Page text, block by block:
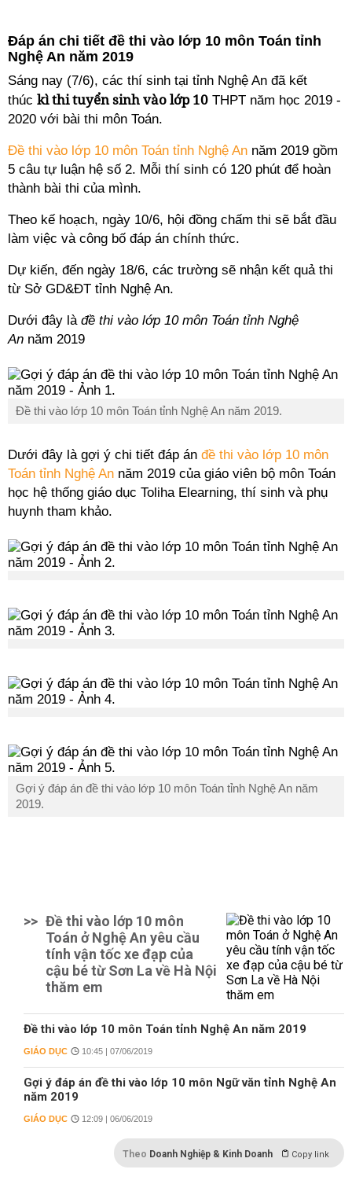
Đáp án chi tiết đề thi vào lớp 10 môn Toán tỉnh
Nghệ An năm 2019
Sáng nay (7/6), các thí sinh tại tỉnh Nghệ An đã kết
thúc kì thi tuyển sinh vào lớp 10 THPT năm học 2019 -
2020 với bài thi môn Toán.
Đề thi vào lớp 10 môn Toán tỉnh Nghệ An năm 2019 gồm
5 câu tự luận hệ số 2. Mỗi thí sinh có 120 phút để hoàn
thành bài thi của mình.
Theo kế hoạch, ngày 10/6, hội đồng chấm thi sẽ bắt đầu
làm việc và công bố đáp án chính thức.
Dự kiến, đến ngày 18/6, các trường sẽ nhận kết quả thi
từ Sở GD&ĐT tỉnh Nghệ An.
Dưới đây là đề thi vào lớp 10 môn Toán tỉnh Nghệ
An năm 2019
Đề thi vào lớp 10 môn Toán tỉnh Nghệ An năm 2019.
Dưới đây là gợi ý chi tiết đáp án đề thi vào lớp 10 môn
Toán tỉnh Nghệ An năm 2019 của giáo viên bộ môn Toán
học hệ thống giáo dục Toliha Elearning, thí sinh và phụ
huynh tham khảo.
Gợi ý đáp án đề thi vào lớp 10 môn Toán tỉnh Nghệ An năm
2019.
>> Đề thi vào lớp 10 môn
Toán ở Nghệ An yêu cầu
tính vận tốc xe đạp của
cậu bé từ Sơn La về Hà Nội
thăm em
Đề thi vào lớp 10 môn Toán tỉnh Nghệ An năm 2019
GIÁO DỤC 10:45 | 07/06/2019
Gợi ý đáp án đề thi vào lớp 10 môn Ngữ văn tỉnh Nghệ An
năm 2019
GIÁO DỤC 12:09 | 06/06/2019
Theo Doanh Nghiệp & Kinh Doanh Copy link